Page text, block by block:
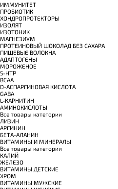
ИММУНИТЕТ
ПРОБИОТИК
ХОНДРОПРОТЕКТОРЫ
ИЗОЛЯТ
ИЗОТОНИК
МАГНЕЗИУМ
ПРОТЕИНОВЫЙ ШОКОЛАД БЕЗ САХАРА
ПИЩЕВЫЕ ВОЛОКНА
АДАПТОГЕНЫ
МОРОЖЕНОЕ
5-HTP
BCAA
D-АСПАРГИНОВАЯ КИСЛОТА
GABA
L-КАРНИТИН
АМИНОКИСЛОТЫ
Все товары категории
ЛИЗИН
АРГИНИН
БЕТА-АЛАНИН
ВИТАМИНЫ И МИНЕРАЛЫ
Все товары категории
КАЛИЙ
ЖЕЛЕЗО
ВИТАМИНЫ ДЕТСКИЕ
ХРОМ
ВИТАМИНЫ МУЖСКИЕ